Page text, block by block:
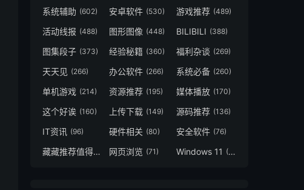
系统辅助 (602) 安卓软件 (530) 游戏推荐 (489)
活动线报 (488) 图形图像 (448) BILIBILI (388)
图集段子 (373) 经验秘籍 (360) 福利杂谈 (269)
天天见 (266) 办公软件 (266) 系统必备 (260)
单机游戏 (214) 资源推荐 (195) 媒体播放 (170)
这个好诶 (160) 上传下载 (149) 源码推荐 (136)
IT资讯 (96) 硬件相关 (80) 安全软件 (76)
藏藏推荐值得一看 (73)
网页浏览 (71) Windows 11 (49)